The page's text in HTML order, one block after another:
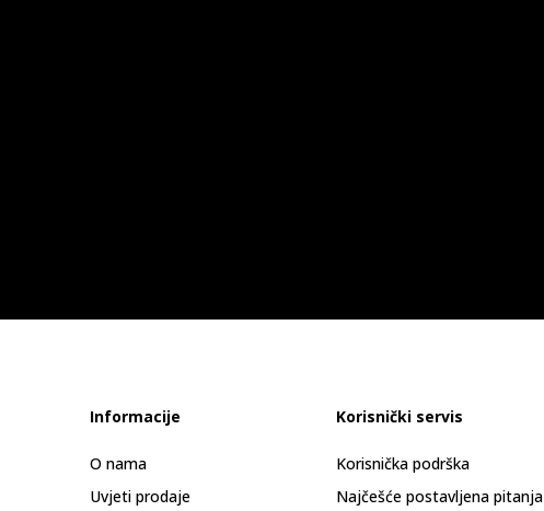
Informacije
O nama
Uvjeti prodaje
Korisnički servis
Korisnička podrška
Najčešće postavljena pitanja